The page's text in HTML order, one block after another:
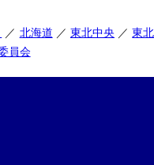
北海道 東北中央 東
員会